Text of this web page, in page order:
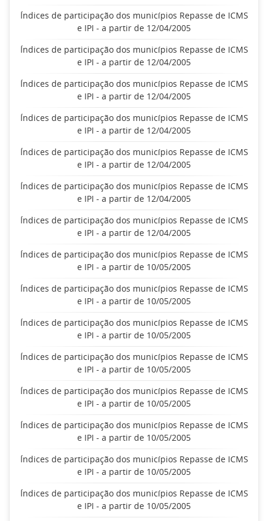
Índices de participação dos municípios Repasse de ICMS
e IPI - a partir de 12/04/2005
Índices de participação dos municípios Repasse de ICMS
e IPI - a partir de 12/04/2005
Índices de participação dos municípios Repasse de ICMS
e IPI - a partir de 12/04/2005
Índices de participação dos municípios Repasse de ICMS
e IPI - a partir de 12/04/2005
Índices de participação dos municípios Repasse de ICMS
e IPI - a partir de 12/04/2005
Índices de participação dos municípios Repasse de ICMS
e IPI - a partir de 12/04/2005
Índices de participação dos municípios Repasse de ICMS
e IPI - a partir de 12/04/2005
Índices de participação dos municípios Repasse de ICMS
e IPI - a partir de 10/05/2005
Índices de participação dos municípios Repasse de ICMS
e IPI - a partir de 10/05/2005
Índices de participação dos municípios Repasse de ICMS
e IPI - a partir de 10/05/2005
Índices de participação dos municípios Repasse de ICMS
e IPI - a partir de 10/05/2005
Índices de participação dos municípios Repasse de ICMS
e IPI - a partir de 10/05/2005
Índices de participação dos municípios Repasse de ICMS
e IPI - a partir de 10/05/2005
Índices de participação dos municípios Repasse de ICMS
e IPI - a partir de 10/05/2005
Índices de participação dos municípios Repasse de ICMS
e IPI - a partir de 10/05/2005